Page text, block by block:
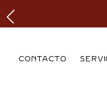
CONTACTO